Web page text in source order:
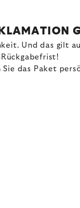
Und das gilt
das Paket